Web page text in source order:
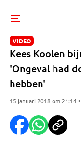
VIDEO
Kees Koolen
'Ongeval had
hebben'
15 januari 2018 om 21:14